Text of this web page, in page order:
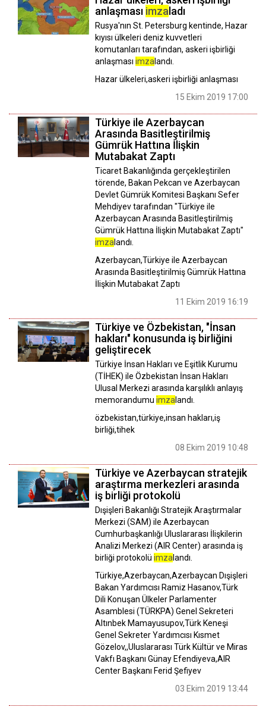
anlaşması imza ladı
Rusya'nın St. Petersburg kentinde, Hazar
kıyısı ülkeleri deniz kuvvetleri
komutanları tarafından, askeri işbirliği
anlaşması imzalandı.
Hazar ülkeleri,askeri işbirliği anlaşması
15 Ekim 2019 17:00
Türkiye ile Azerbaycan
Arasında Basitleştirilmiş
Gümrük Hattına İlişkin
Mutabakat Zaptı
Ticaret Bakanlığında gerçekleştirilen
törende, Bakan Pekcan ve Azerbaycan
Devlet Gümrük Komitesi Başkanı Sefer
Mehdiyev tarafından "Türkiye ile
Azerbaycan Arasında Basitleştirilmiş
Gümrük Hattına İlişkin Mutabakat Zaptı"
imzalandı.
Azerbaycan,Türkiye ile Azerbaycan
Arasında Basitleştirilmiş Gümrük Hattına
İlişkin Mutabakat Zaptı
11 Ekim 2019 16:19
Türkiye ve Özbekistan, "İnsan
hakları" konusunda iş birliğini
geliştirecek
Türkiye İnsan Hakları ve Eşitlik Kurumu
(TİHEK) ile Özbekistan İnsan Hakları
Ulusal Merkezi arasında karşılıklı anlayış
memorandumu imzalandı.
özbekistan,türkiye,insan hakları,iş
birliği,tihek
08 Ekim 2019 10:48
Türkiye ve Azerbaycan stratejik
araştırma merkezleri arasında
iş birliği protokolü
Dışişleri Bakanlığı Stratejik Araştırmalar
Merkezi (SAM) ile Azerbaycan
Cumhurbaşkanlığı Uluslararası İlişkilerin
Analizi Merkezi (AIR Center) arasında iş
birliği protokolü imzalandı.
Türkiye,Azerbaycan,Azerbaycan Dışişleri
Bakan Yardımcısı Ramiz Hasanov,Türk
Dili Konuşan Ülkeler Parlamenter
Asamblesi (TÜRKPA) Genel Sekreteri
Altınbek Mamayusupov,Türk Keneşi
Genel Sekreter Yardımcısı Kısmet
Gözelov,,Uluslararası Türk Kültür ve Miras
Vakfı Başkanı Günay Efendiyeva,AIR
Center Başkanı Ferid Şefiyev
03 Ekim 2019 13:44